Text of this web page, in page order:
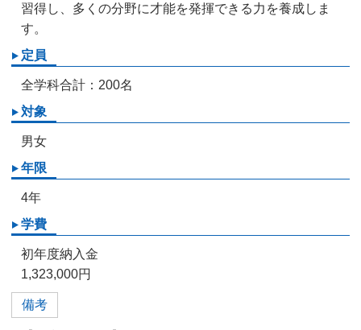
習得し、多くの分野に才能を発揮できる力を養成しま
す。
定員
全学科合計：200名
対象
男女
年限
4年
学費
初年度納入金
1,323,000円
備考